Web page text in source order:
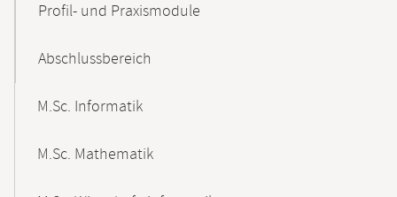
Profil- und Praxismodule
Abschlussbereich
M.Sc. Informatik
M.Sc. Mathematik